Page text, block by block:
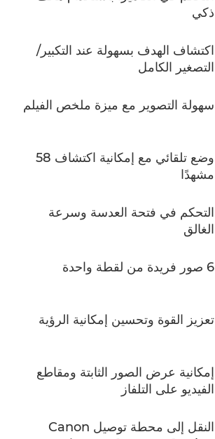
ذكي
اكتشاف الهدف بسهولة عند التكبير/
التصغير الكامل
سهولة التصوير مع ميزة ملخص الفيلم
وضع تلقائي مع إمكانية اكتشاف 58
مشهدًا
التحكم في فتحة العدسة وسرعة
الغالق
6 صور فريدة من لقطة واحدة
تعزيز القوة وتحسين إمكانية الرؤية
إمكانية عرض الصور الثابتة ومقاطع
الفيديو على التلفاز
النقل إلى محطة توصيل Canon